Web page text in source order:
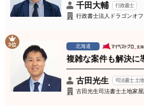
千田大輔 行政書士
行政書士法人ドラゴンオフ
3位 北海道
複雑な案件も解決に
古田光生 司法書士 土
古田光生司法書士土地家